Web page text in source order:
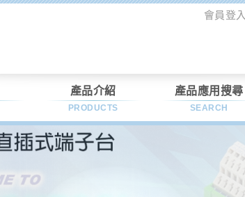
會員登入
產品介紹
PRODUCTS
產品應用搜尋
SEARCH